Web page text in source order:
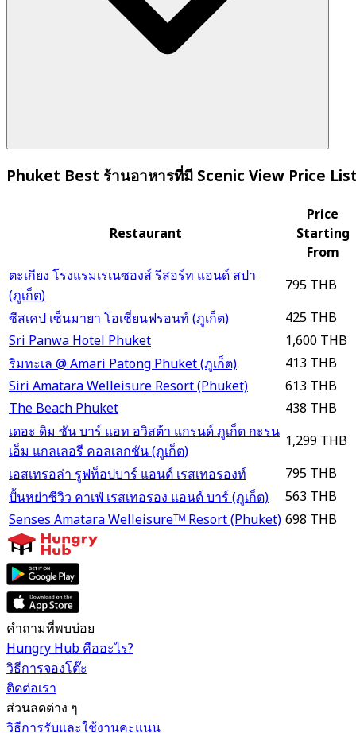
Phuket Best ร้านอาหารที่มี Scenic View Price
Restaurant
Price
Starting
From
ตะเกียง โรงแรมเรเนซองส์ รีสอร์ท แอนด์ สปา
(ภูเก็ต)
795 THB
ซีสเคป เซ็นมายา โอเชี่ยนฟรอนท์ (ภูเก็ต)
425 THB
Sri Panwa Hotel Phuket
1,600 THB
ริมทะเล @ Amari Patong Phuket (ภูเก็ต)
413 THB
Siri Amatara Welleisure Resort (Phuket)
613 THB
The Beach Phuket
438 THB
เดอะ ดิม ซัน บาร์ แอท อวิสต้า แกรนด์ ภูเก็ต กะรน
เอ็ม แกลเลอรี คอลเลกชัน (ภูเก็ต)
1,299 THB
เอสเทรอล่า รูฟท็อปบาร์ แอนด์ เรสเทอรองท์
795 THB
ปั้นหย่าซีวิว คาเฟ่ เรสเทอรอง แอนด์ บาร์ (ภูเก็ต)
563 THB
Senses Amatara Welleisureᵀᴹ Resort (Phuket) 698 THB
คำถามที่พบบ่อย
Hungry Hub คืออะไร?
วิธีการจองโต๊ะ
ติดต่อเรา
ส่วนลดต่าง ๆ
วิธีการรับและใช้งานคะแนน